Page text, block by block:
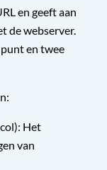
en geeft aan
de webserver.
en twee
Het
van